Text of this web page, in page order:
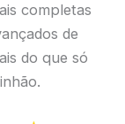
completas
de
do que só